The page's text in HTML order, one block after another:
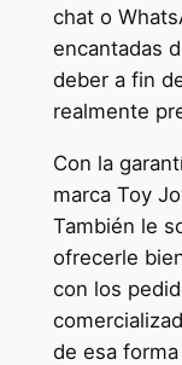
chat o
encantadas
deber a fin
realmente
Con la
marca Toy
También le
ofrecerle
con los
de esa